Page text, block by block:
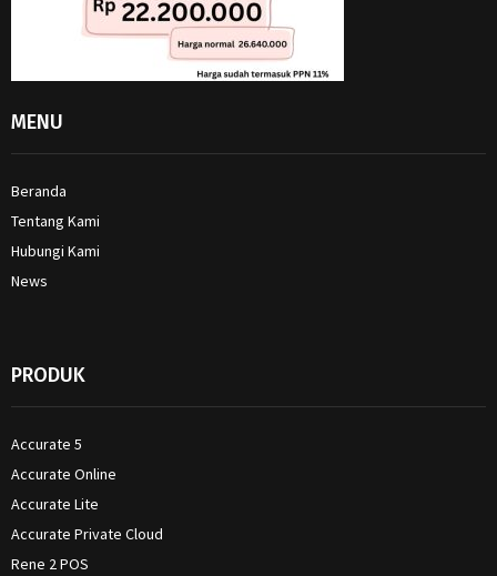
MENU
Beranda
Tentang Kami
Hubungi Kami
News
PRODUK
Accurate 5
Accurate Online
Accurate Lite
Accurate Private Cloud
Rene 2 POS